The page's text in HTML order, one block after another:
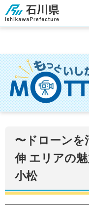
石川県
〜ドローンを
伸 エリアの
小松